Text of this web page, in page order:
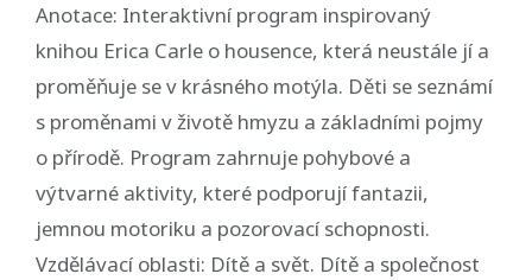
Anotace: Interaktivní program inspirovaný
knihou Erica Carle o housence, která neustále jí a
proměňuje se v krásného motýla. Děti se seznámí
s proměnami v životě hmyzu a základními pojmy
o přírodě. Program zahrnuje pohybové a
výtvarné aktivity, které podporují fantazii,
jemnou motoriku a pozorovací schopnosti.
Vzdělávací oblasti: Dítě a svět. Dítě a společnost